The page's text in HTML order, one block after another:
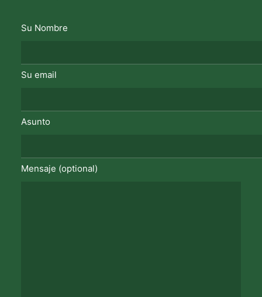
Su Nombre
Su email
Asunto
Mensaje (optional)